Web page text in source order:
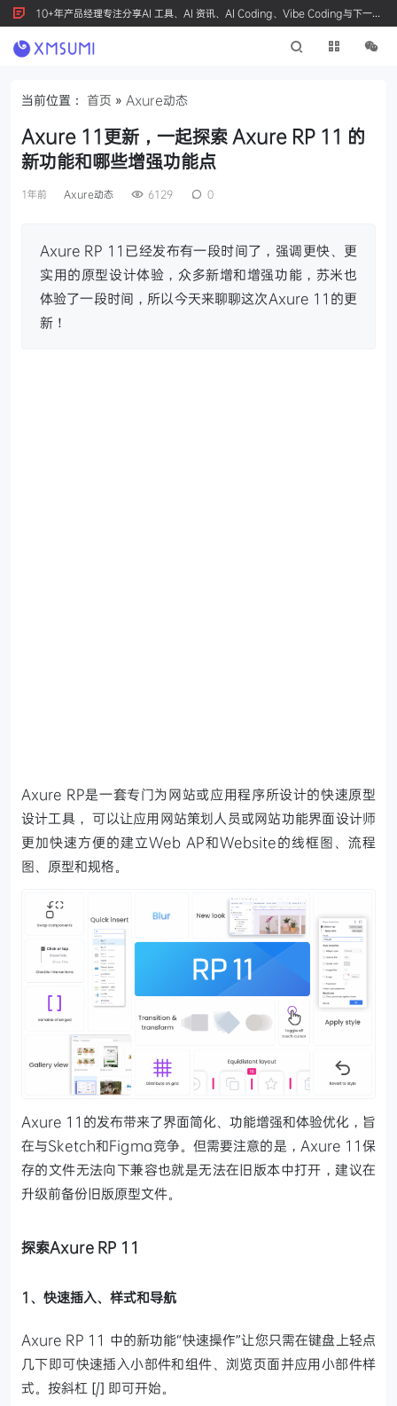
10+年产品经理专注分享AI 工具、AI 资讯、AI Coding、Vibe Coding与下一代
产品创新，按 Ctrl+D 收藏我们
当前位置： 首页 » Axure动态
Axure 11更新，一起探索 Axure RP 11 的
新功能和哪些增强功能点
1年前 Axure动态 6129 0
Axure RP 11已经发布有一段时间了，强调更快、更
实用的原型设计体验，众多新增和增强功能，苏米也
体验了一段时间，所以今天来聊聊这次Axure 11的更
新！
Axure RP是一套专门为网站或应用程序所设计的快速原型
设计工具， 可以让应用网站策划人员或网站功能界面设计师
更加快速方便的建立Web AP和Website的线框图、流程
图、原型和规格。
Axure 11的发布带来了界面简化、功能增强和体验优化，旨
在与Sketch和Figma竞争。但需要注意的是，Axure 11保
存的文件无法向下兼容也就是无法在旧版本中打开，建议在
升级前备份旧版原型文件。
探索Axure RP 11
1、快速插入、样式和导航
Axure RP 11 中的新功能“快速操作”让您只需在键盘上轻点
几下即可快速插入小部件和组件、浏览页面并应用小部件样
式。按斜杠 [/] 即可开始。